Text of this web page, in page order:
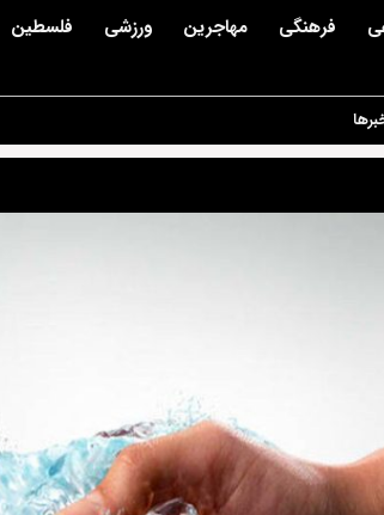
فرهنگی مهاجرین ورزشی فلسطین